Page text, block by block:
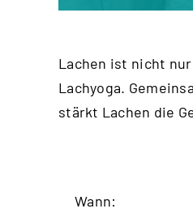
Lachen ist nicht
Lachyoga.
stärkt Lachen die
Wann: